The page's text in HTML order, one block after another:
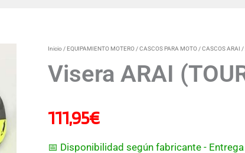
Inicio/EQUIPAMIENTO MOTERO/CASCOS PARA MOTO/CASCOS ARAI /
Visera ARAI
111,95€
📅 Disponibilidad según fabricante -
Visera
(TOUR-
X4),
cantidad